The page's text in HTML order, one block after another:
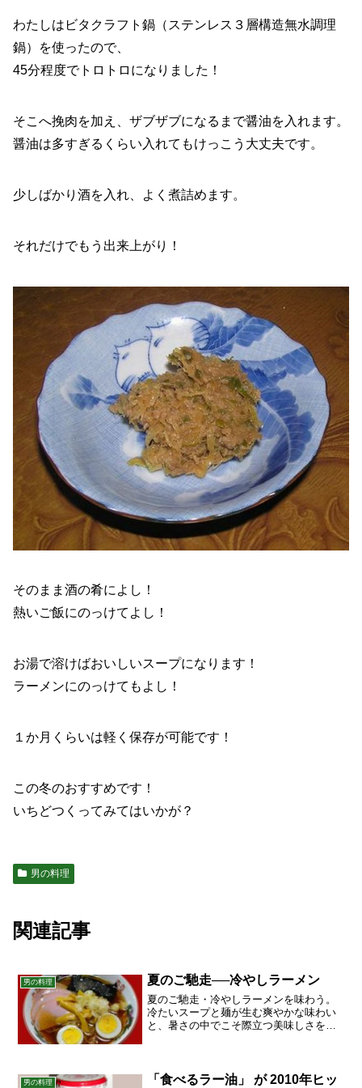
わたしはビタクラフト鍋（ステンレス３層構造無水調理
鍋）を使ったので、
45分程度でトロトロになりました！
そこへ挽肉を加え、ザブザブになるまで醤油を入れます。
醤油は多すぎるくらい入れてもけっこう大丈夫です。
少しばかり酒を入れ、よく煮詰めます。
それだけでもう出来上がり！
そのまま酒の肴によし！
熱いご飯にのっけてよし！
お湯で溶けばおいしいスープになります！
ラーメンにのっけてもよし！
１か月くらいは軽く保存が可能です！
この冬のおすすめです！
いちどつくってみてはいかが？
男の料理
関連記事
男の料理 夏のご馳走──冷やしラーメン
夏のご馳走・冷やしラーメンを味わう。
冷たいスープと麺が生む爽やかな味わい
と、暑さの中でこそ際立つ美味しさを綴
男の料理
「食べるラー油」 が 2010年ヒッ